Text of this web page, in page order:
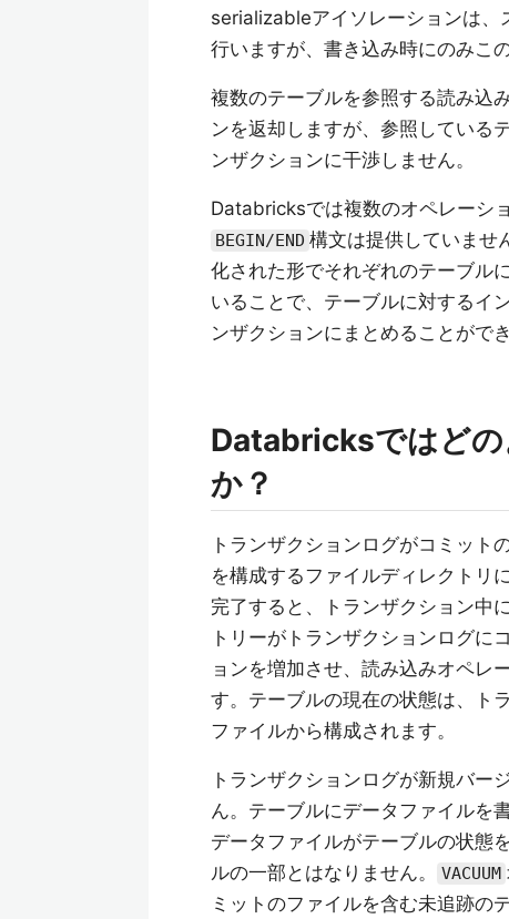
serializableアイソレーションは、
行いますが、書き込み時にのみこ
複数のテーブルを参照する読み込
ンを返却しますが、参照している
ンザクションに干渉しません。
Databricksでは複数のオペレーシ
BEGIN/END 構文は提供していませ
化された形でそれぞれのテーブル
いることで、テーブルに対するイ
ンザクションにまとめることができ
Databricksではどの
か？
トランザクションログがコミット
を構成するファイルディレクトリ
完了すると、トランザクション中
トリーがトランザクションログに
ョンを増加させ、読み込みオペレ
す。テーブルの現在の状態は、ト
ファイルから構成されます。
トランザクションログが新規バー
ん。テーブルにデータファイルを
データファイルがテーブルの状態
ルの一部とはなりません。
VACUUM
ミットのファイルを含む未追跡の